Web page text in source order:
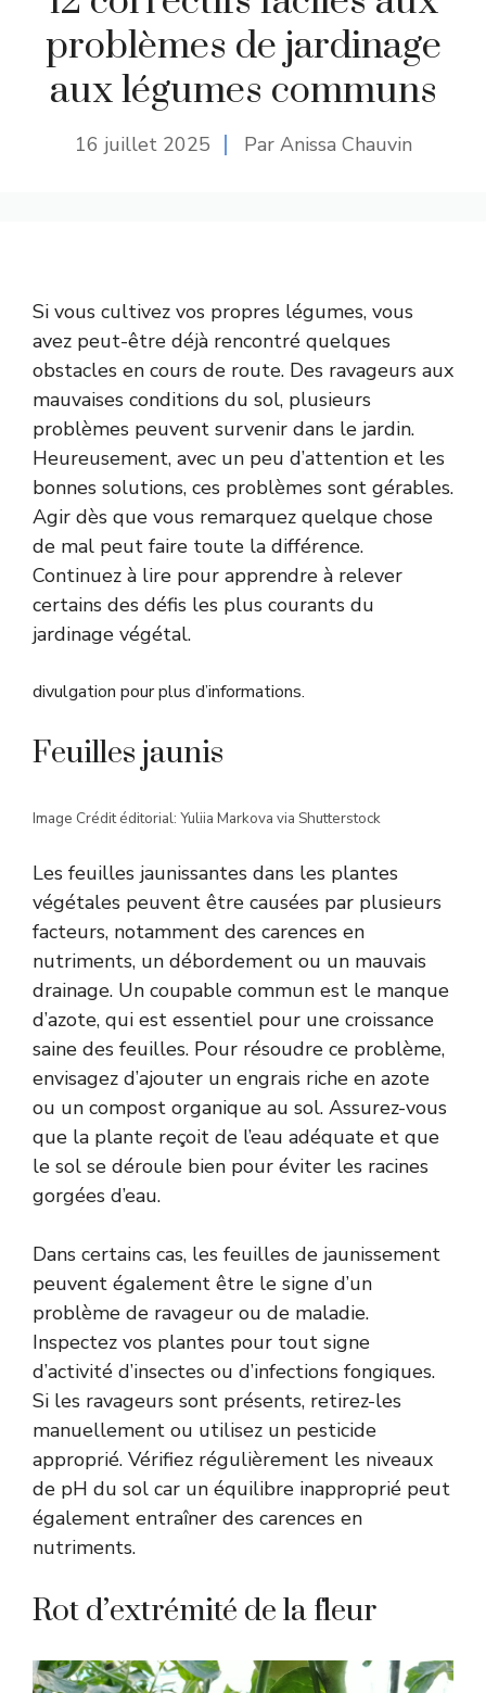
problèmes de jardinage
aux légumes communs
16 juillet 2025 Par Anissa Chauvin
Si vous cultivez vos propres légumes, vous
avez peut-être déjà rencontré quelques
obstacles en cours de route. Des ravageurs aux
mauvaises conditions du sol, plusieurs
problèmes peuvent survenir dans le jardin.
Heureusement, avec un peu d’attention et les
bonnes solutions, ces problèmes sont gérables.
Agir dès que vous remarquez quelque chose
de mal peut faire toute la différence.
Continuez à lire pour apprendre à relever
certains des défis les plus courants du
jardinage végétal.
divulgation pour plus d’informations.
Feuilles jaunis
Image Crédit éditorial: Yuliia Markova via Shutterstock
Les feuilles jaunissantes dans les plantes
végétales peuvent être causées par plusieurs
facteurs, notamment des carences en
nutriments, un débordement ou un mauvais
drainage. Un coupable commun est le manque
d’azote, qui est essentiel pour une croissance
saine des feuilles. Pour résoudre ce problème,
envisagez d’ajouter un engrais riche en azote
ou un compost organique au sol. Assurez-vous
que la plante reçoit de l’eau adéquate et que
le sol se déroule bien pour éviter les racines
gorgées d’eau.
Dans certains cas, les feuilles de jaunissement
peuvent également être le signe d’un
problème de ravageur ou de maladie.
Inspectez vos plantes pour tout signe
d’activité d’insectes ou d’infections fongiques.
Si les ravageurs sont présents, retirez-les
manuellement ou utilisez un pesticide
approprié. Vérifiez régulièrement les niveaux
de pH du sol car un équilibre inapproprié peut
également entraîner des carences en
nutriments.
Rot d’extrémité de la fleur